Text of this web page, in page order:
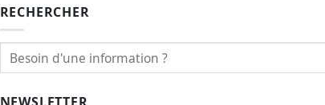
RECHERCHER